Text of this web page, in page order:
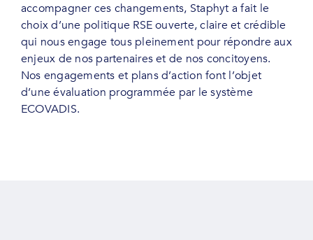
accompagner ces changements, Staphyt a fait le
choix d’une politique RSE ouverte, claire et crédible
qui nous engage tous pleinement pour répondre aux
enjeux de nos partenaires et de nos concitoyens.
Nos engagements et plans d’action font l’objet
d’une évaluation programmée par le système
ECOVADIS.